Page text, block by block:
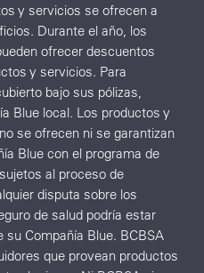
y servicios se ofrecen a
Durante el año, los
ofrecer descuentos
y servicios. Para
bajo sus pólizas,
Blue local. Los productos y
se ofrecen ni se garantizan
Blue con el programa de
al proceso de
disputa sobre los
de salud podría estar
Compañía Blue. BCBSA
que provean productos